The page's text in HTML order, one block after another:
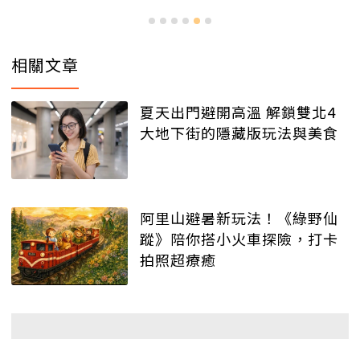
相關文章
夏天出門避開高溫 解鎖雙北4
大地下街的隱藏版玩法與美食
阿里山避暑新玩法！《綠野仙
蹤》陪你搭小火車探險，打卡
拍照超療癒